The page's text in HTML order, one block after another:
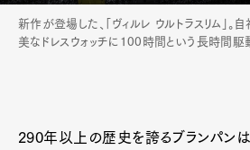
新作が登場した、「ヴィルレ ウルトラスリム」。
美なドレスウォッチに100時間という長時間駆
290年以上の歴史を誇るブランパン